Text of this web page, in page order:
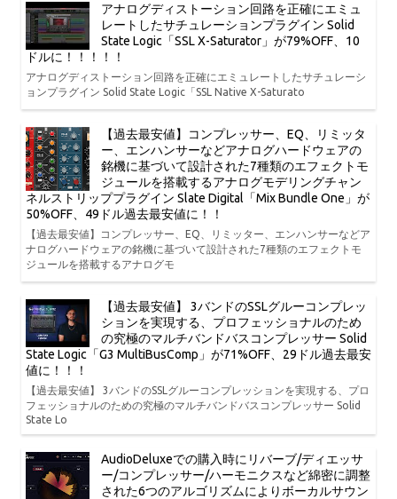
アナログディストーション回路を正確にエミュ
レートしたサチュレーションプラグイン Solid
State Logic「SSL X-Saturator」が79%OFF、10
ドルに！！！！！
アナログディストーション回路を正確にエミュレートしたサチュレーシ
ョンプラグイン Solid State Logic「SSL Native X-Saturato
【過去最安値】コンプレッサー、EQ、リミッタ
ー、エンハンサーなどアナログハードウェアの
銘機に基づいて設計された7種類のエフェクトモ
ジュールを搭載するアナログモデリングチャン
ネルストリッププラグイン Slate Digital「Mix Bundle One」が
50%OFF、49ドル過去最安値に！！
【過去最安値】コンプレッサー、EQ、リミッター、エンハンサーなどア
ナログハードウェアの銘機に基づいて設計された7種類のエフェクトモ
ジュールを搭載するアナログモ
【過去最安値】 3バンドのSSLグルーコンプレッ
ションを実現する、プロフェッショナルのため
の究極のマルチバンドバスコンプレッサー Solid
State Logic「G3 MultiBusComp」が71%OFF、29ドル過去最安
値に！！！
【過去最安値】 3バンドのSSLグルーコンプレッションを実現する、プロ
フェッショナルのための究極のマルチバンドバスコンプレッサー Solid
State Lo
AudioDeluxeでの購入時にリバーブ/ディエッサ
ー/コンプレッサー/ハーモニクスなど綿密に調整
された6つのアルゴリズムによりボーカルサウン